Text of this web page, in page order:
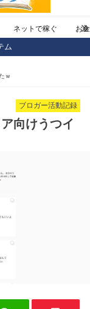
ネットで稼ぐ お
ム
ｗ
ブロガー活動記録
向けうつイ